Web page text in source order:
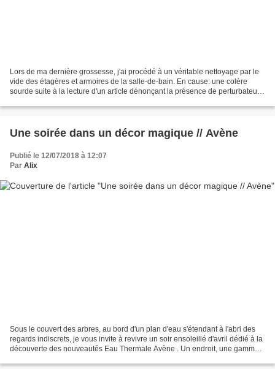
Lors de ma dernière grossesse, j'ai procédé à un véritable nettoyage par le
vide des étagères et armoires de la salle-de-bain. En cause: une colère
sourde suite à la lecture d'un article dénonçant la présence de perturbateurs
Une soirée dans un décor magique // Avène
Publié le 12/07/2018 à 12:07
Par Alix
Sous le couvert des arbres, au bord d'un plan d'eau s'étendant à l'abri des
regards indiscrets, je vous invite à revivre un soir ensoleillé d'avril dédié à la
découverte des nouveautés Eau Thermale Avène . Un endroit, une gamme